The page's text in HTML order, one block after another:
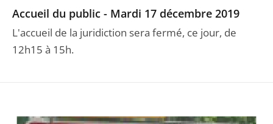
Accueil du public - Mardi 17 décembre 2019
L'accueil de la juridiction sera fermé, ce jour, de
12h15 à 15h.